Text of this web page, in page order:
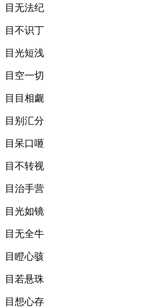
目无法纪
目不识丁
目光短浅
目空一切
目目相觑
目别汇分
目呆口咂
目不转视
目治手营
目光如镜
目无全牛
目瞪心骇
目若悬珠
目想心存